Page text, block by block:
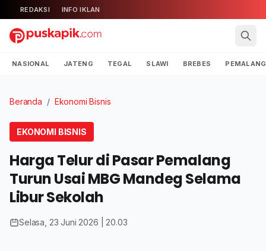
REDAKSI INFO IKLAN
NASIONAL JATENG TEGAL SLAWI BREBES PEMALANG
Beranda / Ekonomi Bisnis
EKONOMI BISNIS
Harga Telur di Pasar Pemalang
Turun Usai MBG Mandeg Selama
Libur Sekolah
Selasa, 23 Juni 2026 | 20.03